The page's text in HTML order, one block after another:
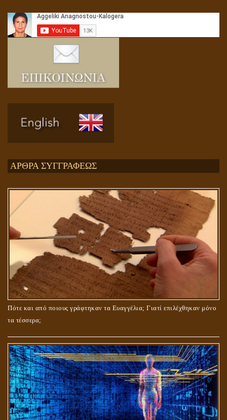
ΑΡΘΡΑ ΣΥΓΓΡΑΦΕΩΣ
Πότε και από ποιους γράφτηκαν τα Ευαγγέλια; Γιατί επιλέχθηκαν μόνο
τα τέσσερα;
Αληθής και επίπλαστη πνευματικότητα
ΤΟ ΣΗΜΕΙΟ ΤΟΥ ΣΤΑΥΡΟΥ